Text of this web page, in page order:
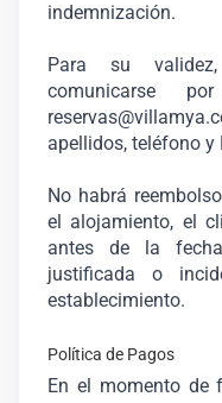
indemnización.
Para su
comunicarse
apellidos, teléfono y
No habrá
el alojamiento, el
antes de la
justificada o
establecimiento.
Política de Pagos
En el momento de